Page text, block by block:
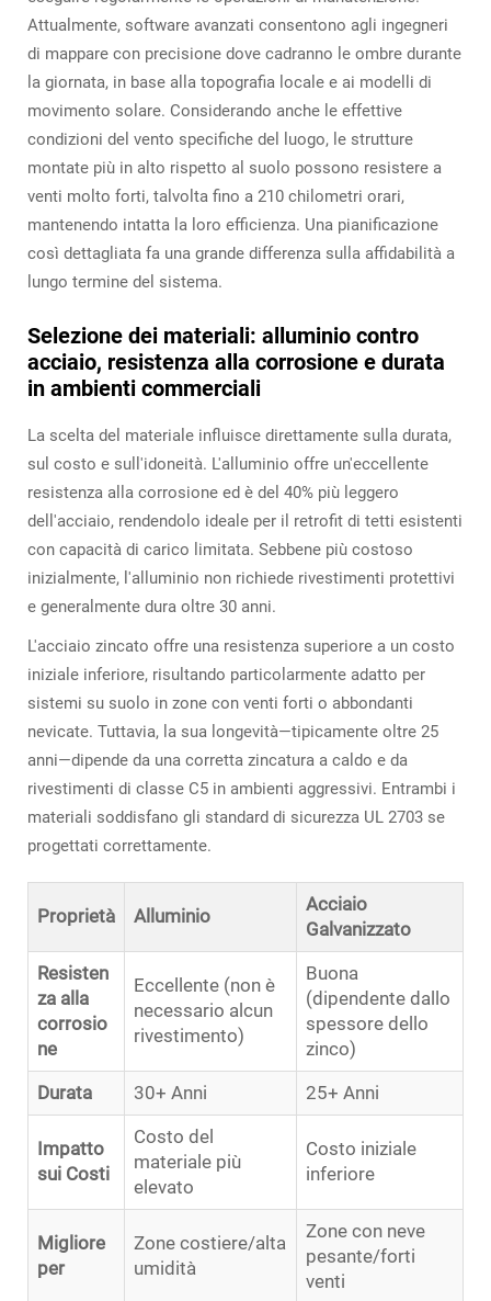
Attualmente, software avanzati consentono agli ingegneri
di mappare con precisione dove cadranno le ombre durante
la giornata, in base alla topografia locale e ai modelli di
movimento solare. Considerando anche le effettive
condizioni del vento specifiche del luogo, le strutture
montate più in alto rispetto al suolo possono resistere a
venti molto forti, talvolta fino a 210 chilometri orari,
mantenendo intatta la loro efficienza. Una pianificazione
così dettagliata fa una grande differenza sulla affidabilità a
lungo termine del sistema.
Selezione dei materiali: alluminio contro
acciaio, resistenza alla corrosione e durata
in ambienti commerciali
La scelta del materiale influisce direttamente sulla durata,
sul costo e sull'idoneità. L'alluminio offre un'eccellente
resistenza alla corrosione ed è del 40% più leggero
dell'acciaio, rendendolo ideale per il retrofit di tetti esistenti
con capacità di carico limitata. Sebbene più costoso
inizialmente, l'alluminio non richiede rivestimenti protettivi
e generalmente dura oltre 30 anni.
L'acciaio zincato offre una resistenza superiore a un costo
iniziale inferiore, risultando particolarmente adatto per
sistemi su suolo in zone con venti forti o abbondanti
nevicate. Tuttavia, la sua longevità—tipicamente oltre 25
anni—dipende da una corretta zincatura a caldo e da
rivestimenti di classe C5 in ambienti aggressivi. Entrambi i
materiali soddisfano gli standard di sicurezza UL 2703 se
progettati correttamente.
Proprietà Alluminio
Acciaio
Galvanizzato
Resisten
za alla
corrosio
ne
Eccellente (non è
necessario alcun
rivestimento)
Buona
(dipendente dallo
spessore dello
zinco)
Durata
30+ Anni 25+ Anni
Impatto
sui Costi
Costo del
materiale più
elevato
Costo iniziale
inferiore
Migliore
per
Zone costiere/alta
umidità
Zone con neve
pesante/forti
venti